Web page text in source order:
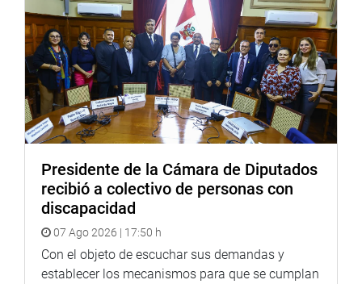
la Gestión del Estado analizará el predictamen de la Ley
que modifica la Ley 31069, Ley que fortalece los ingresos
y las inversiones de los gobiernos regionales a través del
fondo de compensación regional (Foncor), a fin de reducir
brechas de infraestructura en zonas de pobreza en la
provincia de Lima.
OFICINA DE COMUNICACIONES E IMAGEN
Presidente de la Cámara de Diputados
recibió a colectivo de personas con
discapacidad
07 Ago 2026 | 17:50 h
Con el objeto de escuchar sus demandas y
establecer los mecanismos para que se cumplan